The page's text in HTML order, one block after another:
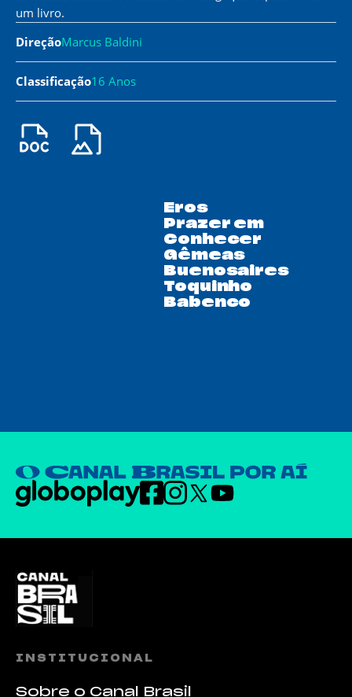
um livro.
DireçãoMarcus Baldini
Classificação16 Anos
Eros
Prazer em
Conhecer
Gêmeas
Buenosaires
Toquinho
Babenco
INSTITUCIONAL
Sobre o Canal Brasil